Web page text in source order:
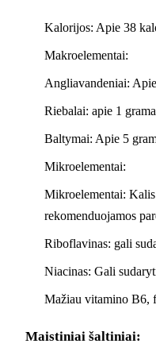
Kalorijos: Apie 38
Makroelementai:
Angliavandeniai:
Riebalai: apie 1
Baltymai: Apie 5
Mikroelementai:
Mikroelementai:
rekomenduojamos
Riboflavinas: gali
Niacinas: Gali
Mažiau vitamino B6,
Maistiniai šaltiniai: